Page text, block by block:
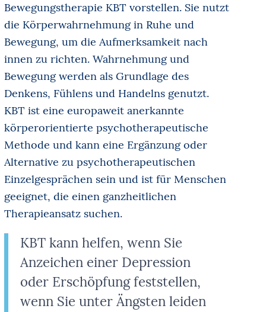
Bewegungstherapie KBT vorstellen. Sie nutzt
die Körperwahrnehmung in Ruhe und
Bewegung, um die Aufmerksamkeit nach
innen zu richten. Wahrnehmung und
Bewegung werden als Grundlage des
Denkens, Fühlens und Handelns genutzt.
KBT ist eine europaweit anerkannte
körperorientierte psychotherapeutische
Methode und kann eine Ergänzung oder
Alternative zu psychotherapeutischen
Einzelgesprächen sein und ist für Menschen
geeignet, die einen ganzheitlichen
Therapieansatz suchen.
KBT kann helfen, wenn Sie
Anzeichen einer Depression
oder Erschöpfung feststellen,
wenn Sie unter Ängsten leiden